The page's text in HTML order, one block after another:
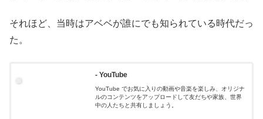
それほど、当時はアベベが誰にでも知られている時代だっ
た。
- YouTube
YouTube でお気に入りの動画や音楽を楽しみ、オリジナ
ルのコンテンツをアップロードして友だちや家族、世界
中の人たちと共有しましょう。